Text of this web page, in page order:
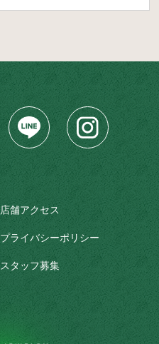
店舗アクセス
プライバシーポリシー
スタッフ募集